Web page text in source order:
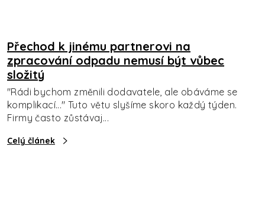
Přechod k jinému partnerovi na
zpracování odpadu nemusí být vůbec
složitý
"Rádi bychom změnili dodavatele, ale obáváme se
komplikací..." Tuto větu slyšíme skoro každý týden.
Firmy často zůstávaj...
Celý článek